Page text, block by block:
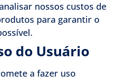
nossos custos de
para garantir o
do Usuário
a fazer uso